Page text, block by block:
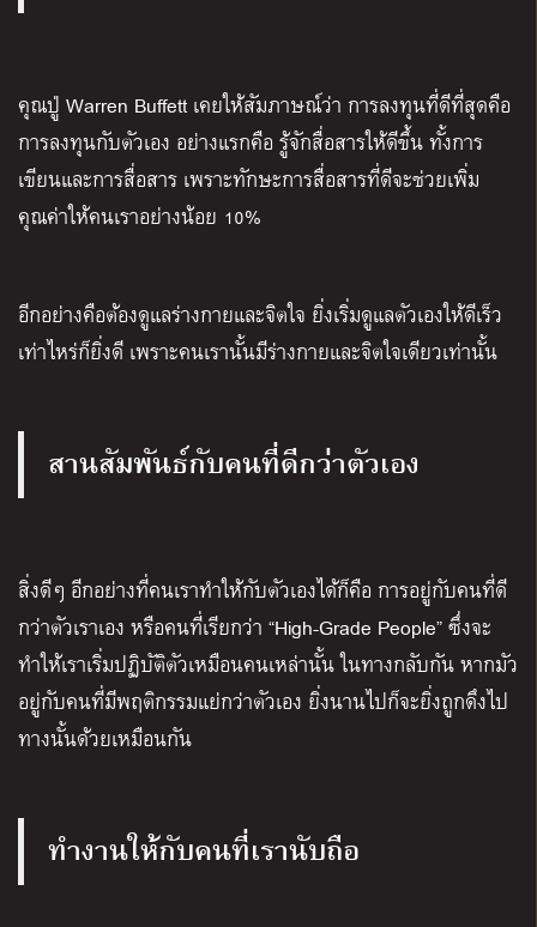
คุณปู่ Warren Buffett เคยให้สัมภาษณ์ว่า การลงทุนที่ดีที่สุดคือ
การลงทุนกับตัวเอง อย่างแรกคือ รู้จักสื่อสารให้ดีขึ้น ทั้งการ
เขียนและการสื่อสาร เพราะทักษะการสื่อสารที่ดีจะช่วยเพิ่ม
คุณค่าให้คนเราอย่างน้อย 10%
อีกอย่างคือต้องดูแลร่างกายและจิตใจ ยิ่งเริ่มดูแลตัวเองให้ดีเร็ว
เท่าไหร่ก็ยิ่งดี เพราะคนเรานั้นมีร่างกายและจิตใจเดียวเท่านั้น
สานสัมพันธ์กับคนที่ดีกว่าตัวเอง
สิ่งดีๆ อีกอย่างที่คนเราทำให้กับตัวเองได้ก็คือ การอยู่กับคนที่ดี
กว่าตัวเราเอง หรือคนที่เรียกว่า “High-Grade People” ซึ่งจะ
ทำให้เราเริ่มปฏิบัติตัวเหมือนคนเหล่านั้น ในทางกลับกัน หากมัว
อยู่กับคนที่มีพฤติกรรมแย่กว่าตัวเอง ยิ่งนานไปก็จะยิ่งถูกดึงไป
ทางนั้นด้วยเหมือนกัน
ทำงานให้กับคนที่เรานับถือ